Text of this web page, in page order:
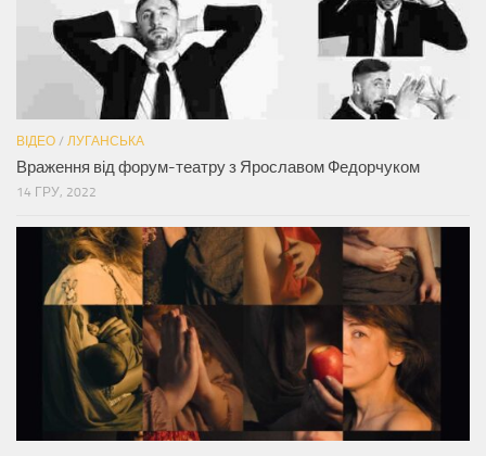
ВІДЕО / ЛУГАНСЬКА
Враження від форум-театру з Ярославом Федорчуком
14 ГРУ, 2022